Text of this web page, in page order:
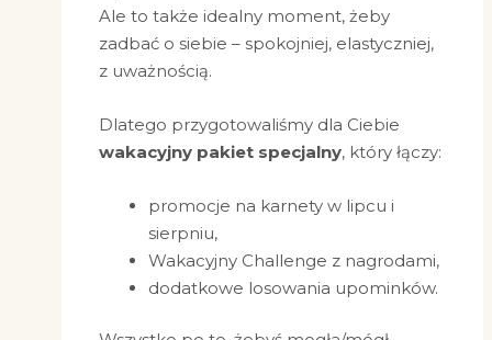
Ale to także idealny moment, żeby
zadbać o siebie – spokojniej, elastyczniej,
z uważnością.
Dlatego przygotowaliśmy dla Ciebie
wakacyjny pakiet specjalny, który łączy:
promocje na karnety w lipcu i
sierpniu,
Wakacyjny Challenge z nagrodami,
dodatkowe losowania upominków.